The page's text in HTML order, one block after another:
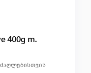
400g m.